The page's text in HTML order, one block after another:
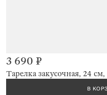
Тарелка закусочная, 24
3 690 ₽
В